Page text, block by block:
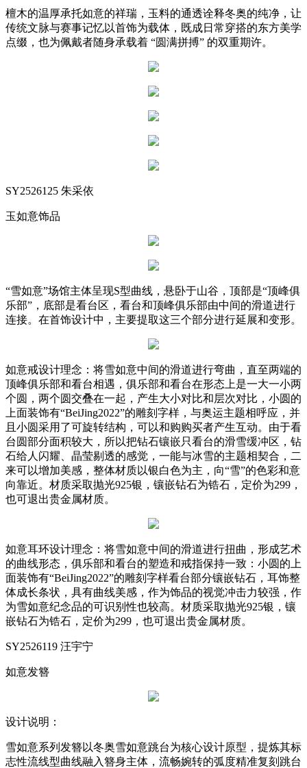
檀木的温厚承托如意的祥瑞，玉料的通透诠释冬奥的纯净，让
传统文脉与赛事记忆以首饰为载体，既成日常穿搭的东方美学
点缀，也为佩戴者随身承载着 “圆满拼搏” 的双重期许。
SY2526125 朱采依
玉如意饰品
“雪如意”场馆主体呈现S型曲线，悬卧于山谷，顶部是“顶峰俱
乐部”，底部是看台区，看台和顶峰俱乐部由中间的滑道进行
连接。在首饰设计中，主要提取这三个部分进行延展和变形。
如意戒设计理念：将雪如意中间的滑道进行弯曲，直至两端的
顶峰俱乐部和看台相遇，俱乐部和看台在形态上是一大一小两
个圆，两个圆交叠在一起，产生大小对比和层次对比，小圆的
上面装饰有“BeiJing2022”的雕刻字样，与奥运主题相呼应，并
且小圆采用了可旋转结构，可以和购购买者产生互动。由于看
台圆部分面积较大，所以把钻石镶嵌只看台的滑雪缓冲区，钻
石给人闪耀、晶莹剔透的感觉，一能与冰雪的主题相契合，二
来可以增加美感，整体材质以银白色为主，向“雪”的色彩和意
向靠近。材质采取抛光925银，镶嵌钻石为锆石，定价为299，
也可退出贵金属材质。
如意耳环设计理念：将雪如意中间的滑道进行扭曲，形成艺术
的曲线形态，俱乐部和看台的塑造和戒指保持一致：小圆的上
面装饰有“BeiJing2022”的雕刻字样看台部分镶嵌钻石，耳饰整
体成长条状，具有曲线美感，作为饰品的视觉冲击力较强，作
为雪如意纪念品的可识别性也较高。材质采取抛光925银，镶
嵌钻石为锆石，定价为299，也可退出贵金属材质。
SY2526119 汪宇宁
如意发簪
设计说明：
雪如意系列发簪以冬奥雪如意跳台为核心设计原型，提炼其标
志性流线型曲线融入簪身主体，流畅婉转的弧度精准复刻跳台